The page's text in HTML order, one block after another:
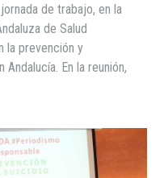
de trabajo, en la
de Salud
la prevención y
En la reunión,